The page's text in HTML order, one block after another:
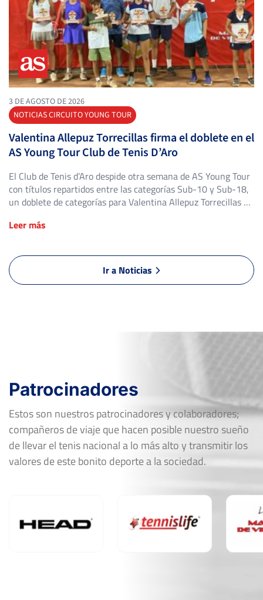
3 DE AGOSTO DE 2026
NOTICIAS CIRCUITO YOUNG TOUR
Valentina Allepuz Torrecillas firma el doblete en el
AS Young Tour Club de Tenis D’Aro
El Club de Tenis d’Aro despide otra semana de AS Young Tour
con títulos repartidos entre las categorías Sub-10 y Sub-18,
un doblete de categorías para Valentina Allepuz Torrecillas y
tie-break de infarto. El Open de Tenis Club de Tenis D’Aro ha
Leer más
Ir a Noticias
Patrocinadores
Estos son nuestros patrocinadores y colaboradores;
compañeros de viaje que hacen posible nuestro sueño
de llevar el tenis nacional a lo más alto y transmitir los
valores de este bonito deporte a la sociedad.